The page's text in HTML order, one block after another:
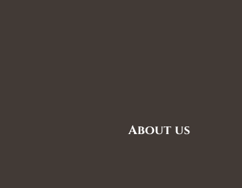
About us